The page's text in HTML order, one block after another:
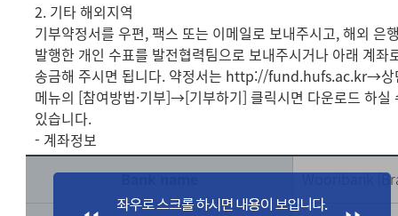
2. 기타 해외지역
기부약정서를 우편, 팩스 또는 이메일로 보내주시고, 해외 은
발행한 개인 수표를 발전협력팀으로 보내주시거나 아래 계좌
송금해 주시면 됩니다. 약정서는 http://fund.hufs.ac.kr→상
메뉴의 [참여방법·기부]→[기부하기] 클릭시면 다운로드 하실
있습니다.
- 계좌정보
Bank name
Wooribank